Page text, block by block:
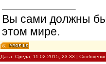
Вы сами должны
этом мире.
Дата: Среда, 11.02.2015, 23:33 |